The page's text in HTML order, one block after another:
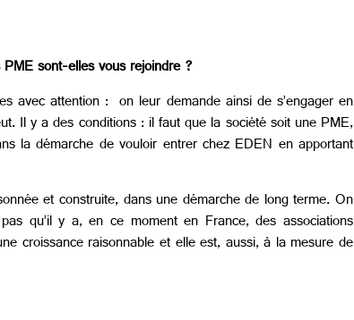
sont-elles vous rejoindre ?
avec attention : on leur demande ainsi de s’engager en
Il y a des conditions : il faut que la société soit une PME,
la démarche de vouloir entrer chez EDEN en apportant
et construite, dans une démarche de long terme. On
qu’il y a, en ce moment en France, des associations
croissance raisonnable et elle est, aussi, à la mesure de